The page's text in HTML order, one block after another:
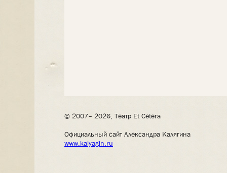
© 2007– 2026, Театр Et Cetera
Официальный сайт Александра Калягина
www.kalyagin.ru